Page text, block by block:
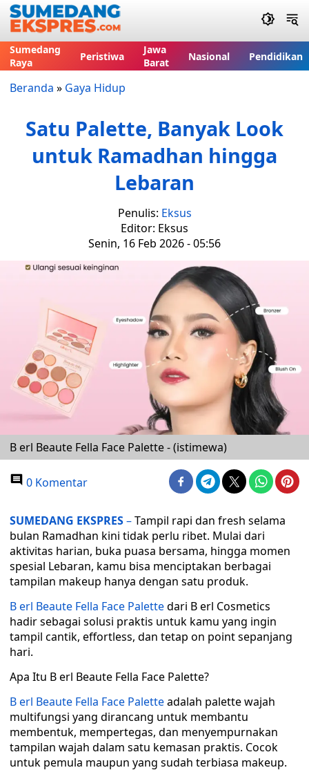
Sumedang
Raya
Peristiwa
Jawa
Barat
Nasional Pendidikan
Beranda » Gaya Hidup
Satu Palette, Banyak Look
untuk Ramadhan hingga
Lebaran
Penulis: Eksus
Editor: Eksus
Senin, 16 Feb 2026 - 05:56
B erl Beaute Fella Face Palette - (istimewa)
0 Komentar
SUMEDANG EKSPRES–Tampil rapi dan fresh selama
bulan Ramadhan kini tidak perlu ribet. Mulai dari
aktivitas harian, buka puasa bersama, hingga momen
spesial Lebaran, kamu bisa menciptakan berbagai
tampilan makeup hanya dengan satu produk.
B erl Beaute Fella Face Palettedari B erl Cosmetics
hadir sebagai solusi praktis untuk kamu yang ingin
tampil cantik, effortless, dan tetap on point sepanjang
hari.
Apa Itu B erl Beaute Fella Face Palette?
B erl Beaute Fella Face Paletteadalah palette wajah
multifungsi yang dirancang untuk membantu
membentuk, mempertegas, dan menyempurnakan
tampilan wajah dalam satu kemasan praktis. Cocok
untuk pemula maupun yang sudah terbiasa makeup.